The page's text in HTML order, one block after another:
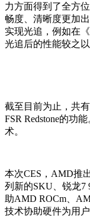
力方面得到了全方
畅度、清晰度更加
实现光追，例如在
光追后的性能较之
截至目前为止，共
FSR Redstone的功
术。
本次CES，AMD推
列新的SKU、锐龙7
助AMD ROCm、
技术协助硬件为用